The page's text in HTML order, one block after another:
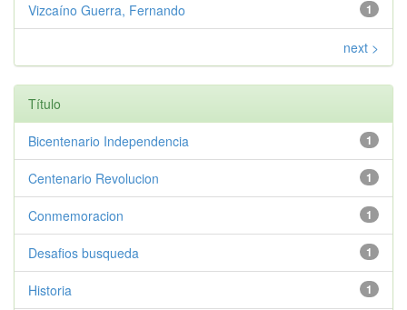
1
Vizcaíno Guerra, Fernando
next >
Título
1
Bicentenario Independencia
1
Centenario Revolucion
1
Conmemoracion
1
Desafios busqueda
1
Historia